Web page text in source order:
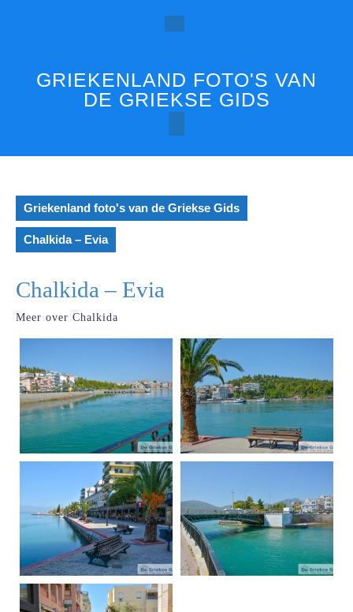
Open
knop
GRIEKENLAND FOTO'S VAN
DE GRIEKSE GIDS
Griekenland foto's van de Griekse Gids
Chalkida – Evia
Chalkida – Evia
Meer over Chalkida